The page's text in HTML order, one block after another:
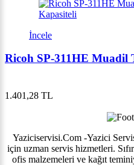
İncele
Ricoh SP-311HE Muadil
1.401,28 TL
Yaziciservisi.Com -Yazici
için uzman servis hizmetleri.
ofis malzemeleri ve kağıt